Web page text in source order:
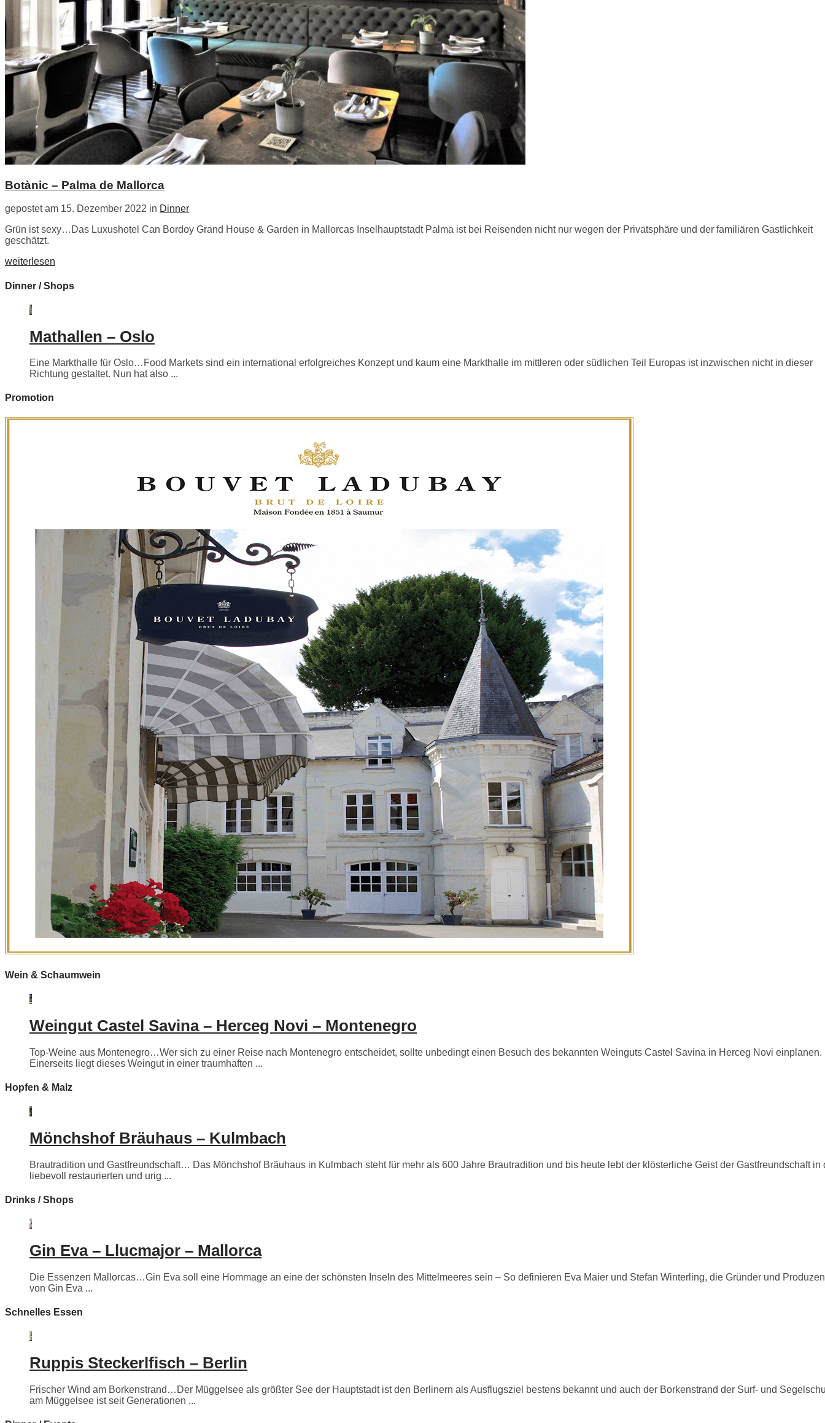
Botànic – Palma de Mallorca
gepostet am 15. Dezember 2022 in Dinner
Grün ist sexy…Das Luxushotel Can Bordoy Grand House & Garden in Mallorcas Inselhauptstadt Palma ist bei Reisenden nicht nur wegen der Privatsphäre und der familiären Gastlichkeit
geschätzt.
weiterlesen
Dinner / Shops
Mathallen – Oslo
Eine Markthalle für Oslo…Food Markets sind ein international erfolgreiches Konzept und kaum eine Markthalle im mittleren oder südlichen Teil Europas ist inzwischen nicht in dieser
Richtung gestaltet. Nun hat also ...
Promotion
Wein & Schaumwein
Weingut Castel Savina – Herceg Novi – Montenegro
Top-Weine aus Montenegro…Wer sich zu einer Reise nach Montenegro entscheidet, sollte unbedingt einen Besuch des bekannten Weinguts Castel Savina in Herceg Novi einplanen.
Einerseits liegt dieses Weingut in einer traumhaften ...
Hopfen & Malz
Mönchshof Bräuhaus – Kulmbach
Brautradition und Gastfreundschaft… Das Mönchshof Bräuhaus in Kulmbach steht für mehr als 600 Jahre Brautradition und bis heute lebt der klösterliche Geist der Gastfreundschaft in
liebevoll restaurierten und urig ...
Drinks / Shops
Gin Eva – Llucmajor – Mallorca
Die Essenzen Mallorcas…Gin Eva soll eine Hommage an eine der schönsten Inseln des Mittelmeeres sein – So definieren Eva Maier und Stefan Winterling, die Gründer und
von Gin Eva ...
Schnelles Essen
Ruppis Steckerlfisch – Berlin
Frischer Wind am Borkenstrand…Der Müggelsee als größter See der Hauptstadt ist den Berlinern als Ausflugsziel bestens bekannt und auch der Borkenstrand der Surf- und
am Müggelsee ist seit Generationen ...